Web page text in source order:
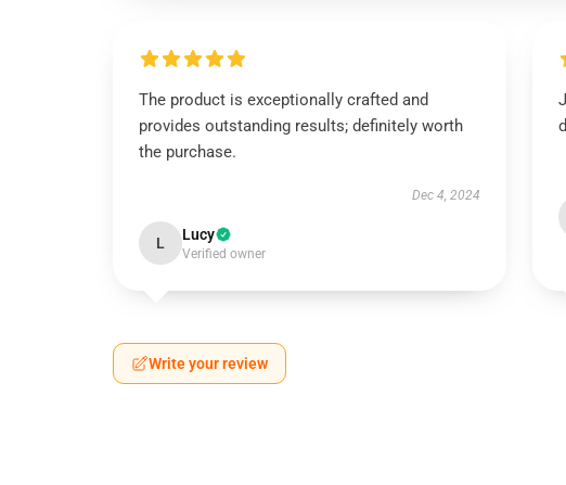
The product is exceptionally crafted and
provides outstanding results; definitely worth
the purchase.
Dec 4, 2024
L Lucy
Verified owner
Write your review